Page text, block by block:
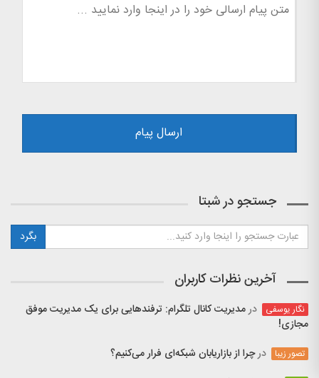
جستجو در شبتا
آخرین نظرات کاربران
نگار یوسفی درمدیریت کانال تلگرام: ترفندهایی برای یک مدیریت موفق
مجازی!
تصور زیبا درچرا از بازاریابان شبکه‌ای فرار می‌کنیم؟